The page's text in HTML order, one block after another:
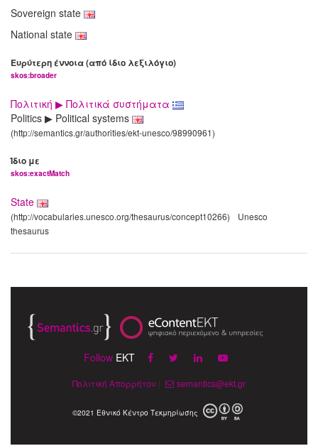
Sovereign state
National state
Ευρύτερη έννοια (από ίδιο λεξιλόγιο)
skos:broader
Πολιτική ▶ Πολιτικά συστήματα
Politics ▶ Political systems
(http://semantics.gr/authorities/ekt-unesco/98990961)
Ίδιο με
skos:exactMatch
State
(http://vocabularies.unesco.org/thesaurus/concept10266)
Unesco
thesaurus
Follow EKT
Πολιτική Απορρήτου semantics@ekt.gr
©2021 Εθνικό Κέντρο Τεκμηρίωσης